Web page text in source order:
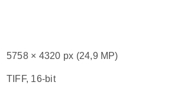
5758 × 4320 px (24,9 MP)
TIFF, 16-bit